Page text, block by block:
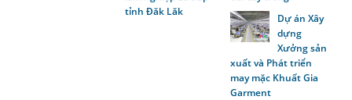
tỉnh Đăk Lăk
Dự án Xây
dựng
Xưởng sản
xuất và Phát triển
may mặc Khuất Gia
Garment